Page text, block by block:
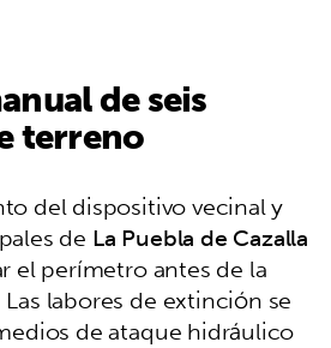
de seis
terreno
del dispositivo vecinal y
de La Puebla de Cazalla
el perímetro antes de la
labores de extinción se
de ataque hidráulico